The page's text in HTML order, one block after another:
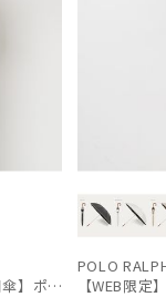
【晴雨兼用折りたたみ日傘】ポロ ラルフ ローレン (POLO RALPH LAUREN) ポロベア 遮光100% UVメンズ日傘 自動開閉
POLO